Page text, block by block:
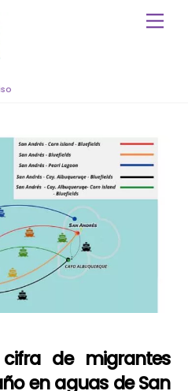
de migrantes
en aguas de San